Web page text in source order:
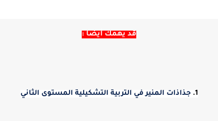
قد يهمك أيضا :
1. جذاذات المنير في التربية التشكيلية المستوى الثاني